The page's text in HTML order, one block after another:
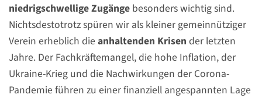
niedrigschwellige Zugänge besonders wichtig sind.
Nichtsdestotrotz spüren wir als kleiner gemeinnütziger
Verein erheblich die anhaltenden Krisen der letzten
Jahre. Der Fachkräftemangel, die hohe Inflation, der
Ukraine-Krieg und die Nachwirkungen der Corona-
Pandemie führen zu einer finanziell angespannten Lage